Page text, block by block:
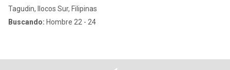
Tagudin, Ilocos Sur, Filipinas
Buscando: Hombre 22 - 24